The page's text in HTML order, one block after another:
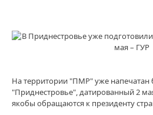
115
На территории "ПМР" уже напечатан
"Приднестровье", датированный 2
якобы обращаются к президенту